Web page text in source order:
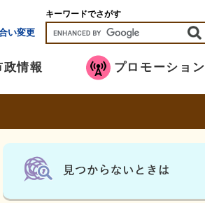
い変更
キーワードでさがす
政情報 プロモーション